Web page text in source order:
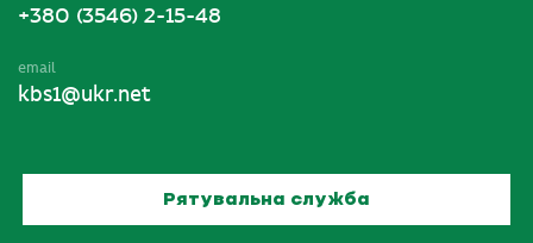
+380 (3546) 2-15-48
email
kbs1@ukr.net
Рятувальна служба